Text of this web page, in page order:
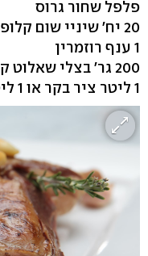
פלפל שחור גרוס
20 יח' שיניי שום קלופות
1 ענף רוזמרין
200 גר' בצלי שאלוט קלופים, חתוכים לרבעים
1 ליטר ציר בקר או 1 ליטר מים